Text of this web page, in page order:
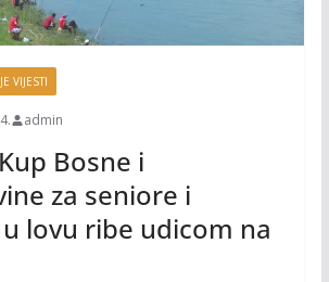
VIJESTI
admin
Bosne i
za seniore i
lovu ribe udicom na